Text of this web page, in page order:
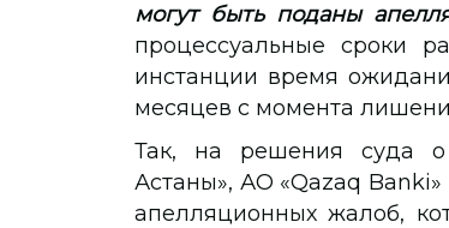
могут быть поданы
процессуальные сроки
инстанции время
месяцев с момента
Так, на решения суда
Астаны», АО «Qazaq
апелляционных жалоб,